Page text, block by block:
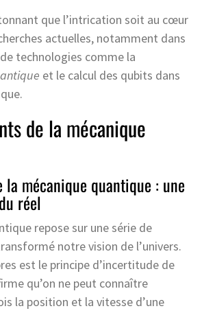
que l’intrication soit au cœur
actuelles, notamment dans
technologies comme la
et le calcul des qubits dans
de la mécanique
la mécanique quantique : une
réel
repose sur une série de
notre vision de l’univers.
est le principe d’incertitude de
qu’on ne peut connaître
la position et la vitesse d’une